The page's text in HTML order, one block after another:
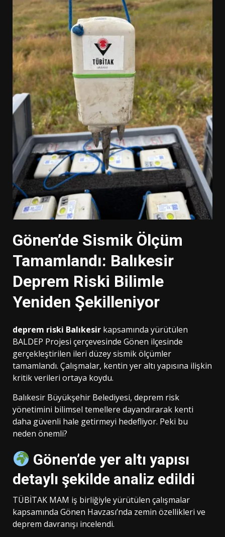
Gönen’de Sismik Ölçüm
Tamamlandı: Balıkesir
Deprem Riski Bilimle
Yeniden Şekilleniyor
deprem riski Balıkesir kapsamında yürütülen
BALDEP Projesi çerçevesinde Gönen ilçesinde
gerçekleştirilen ileri düzey sismik ölçümler
tamamlandı. Çalışmalar, kentin yer altı yapısına ilişkin
kritik verileri ortaya koydu.
Balıkesir Büyükşehir Belediyesi, deprem risk
yönetimini bilimsel temellere dayandırarak kenti
daha güvenli hale getirmeyi hedefliyor. Peki bu
neden önemli?
Gönen’de yer altı yapısı
detaylı şekilde analiz edildi
TÜBİTAK MAM iş birliğiyle yürütülen çalışmalar
kapsamında Gönen Havzası’nda zemin özellikleri ve
deprem davranışı incelendi.